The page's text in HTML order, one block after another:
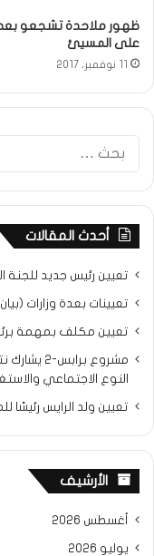
ظهور ملاحدة تشجعو
على المسيئ
11 نوفمبر، 2017
أحدث المقالات
تعيين رئيس جديد للجنة
تعيينات بعدة وزارات
تعيين مكلف بمهمة
مشروع
النوع الاجتماعي
تعيين ولد الرايس
الأرشيف
أغسطس 2026
يوليو 2026